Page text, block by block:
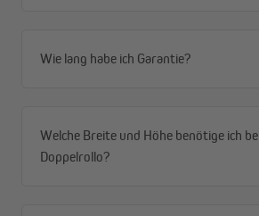
Deine Vorteile auf einen Blick
Handgefertigte Qualität nach
Wie lang habe ich Garantie?
Welche Breite und Höhe benötige ich
Doppelrollo?